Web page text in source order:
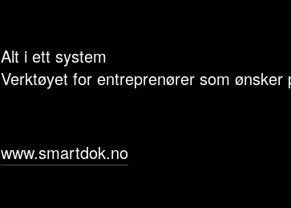
Alt i ett system
Verktøyet for entreprenører som ønsker
www.smartdok.no